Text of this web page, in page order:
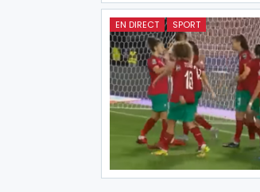
EN DIRECT SPORT